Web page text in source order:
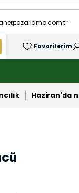
Favorilerim
Haziran'da